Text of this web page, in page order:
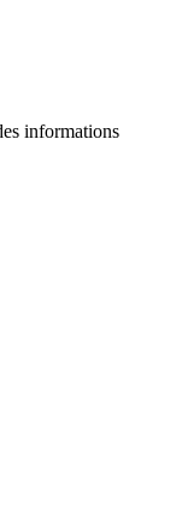
informations